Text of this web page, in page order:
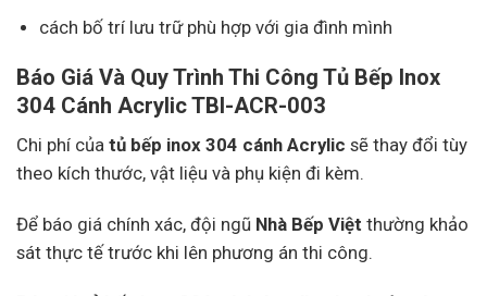
cách bố trí lưu trữ phù hợp với gia đình mình
Báo Giá Và Quy Trình Thi Công Tủ Bếp Inox
304 Cánh Acrylic TBI-ACR-003
Chi phí của tủ bếp inox 304 cánh Acrylic sẽ thay đổi tùy
theo kích thước, vật liệu và phụ kiện đi kèm.
Để báo giá chính xác, đội ngũ Nhà Bếp Việt thường khảo
sát thực tế trước khi lên phương án thi công.